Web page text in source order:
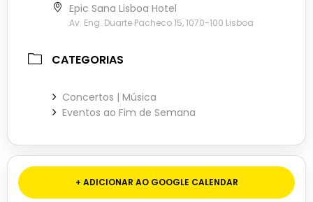
Epic Sana Lisboa Hotel
Av. Eng. Duarte Pacheco 15, 1070-100 Lisboa
CATEGORIAS
Concertos | Música
Eventos ao Fim de Semana
+ ADICIONAR AO GOOGLE CALENDAR